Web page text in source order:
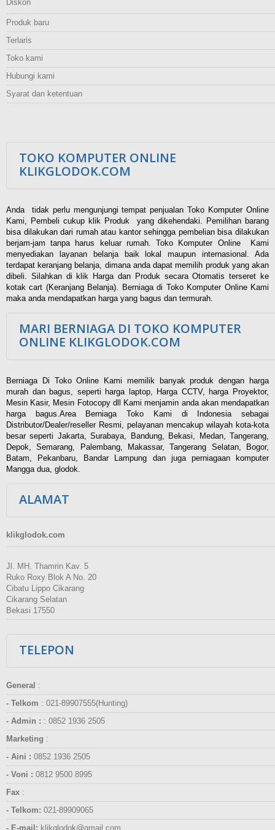
Diskon
Produk baru
Terlaris
Toko kami
Hubungi kami
Syarat dan ketentuan
TOKO KOMPUTER ONLINE
KLIKGLODOK.COM
Anda tidak perlu mengunjungi tempat penjualan Toko Komputer Online
Kami, Pembeli cukup klik Produk yang dikehendaki. Pemilihan barang
bisa dilakukan dari rumah atau kantor sehingga pembelian bisa dilakukan
berjam-jam tanpa harus keluar rumah. Toko Komputer Online Kami
menyediakan layanan belanja baik lokal maupun internasional. Ada
terdapat keranjang belanja, dimana anda dapat memilih produk yang akan
dibeli. Silahkan di klik Harga dan Produk secara Otomatis terseret ke
kotak cart (Keranjang Belanja). Berniaga di Toko Komputer Online Kami
maka anda mendapatkan harga yang bagus dan termurah.
MARI BERNIAGA DI TOKO KOMPUTER
ONLINE KLIKGLODOK.COM
Berniaga Di Toko Online Kami memilik banyak produk dengan harga
murah dan bagus, seperti harga laptop, Harga CCTV, harga Proyektor,
Mesin Kasir, Mesin Fotocopy dll Kami menjamin anda akan mendapatkan
harga bagus.Area Berniaga Toko Kami di Indonesia sebagai
Distributor/Dealer/reseller Resmi, pelayanan mencakup wilayah kota-kota
besar seperti Jakarta, Surabaya, Bandung, Bekasi, Medan, Tangerang,
Depok, Semarang, Palembang, Makassar, Tangerang Selatan, Bogor,
Batam, Pekanbaru, Bandar Lampung dan juga perniagaan komputer
Mangga dua, glodok.
ALAMAT
klikglodok.com
Jl. MH. Thamrin Kav. 5
Ruko Roxy Blok A No. 20
Cibatu Lippo Cikarang
Cikarang Selatan
Bekasi 17550
TELEPON
General :
- Telkom : 021-89907555(Hunting)
- Admin : : 0852 1936 2505
Marketing :
- Aini : 0852 1936 2505
- Voni : 0812 9500 8995
Fax :
- Telkom: 021-89909065
- E-mail: klikglodok@gmail.com